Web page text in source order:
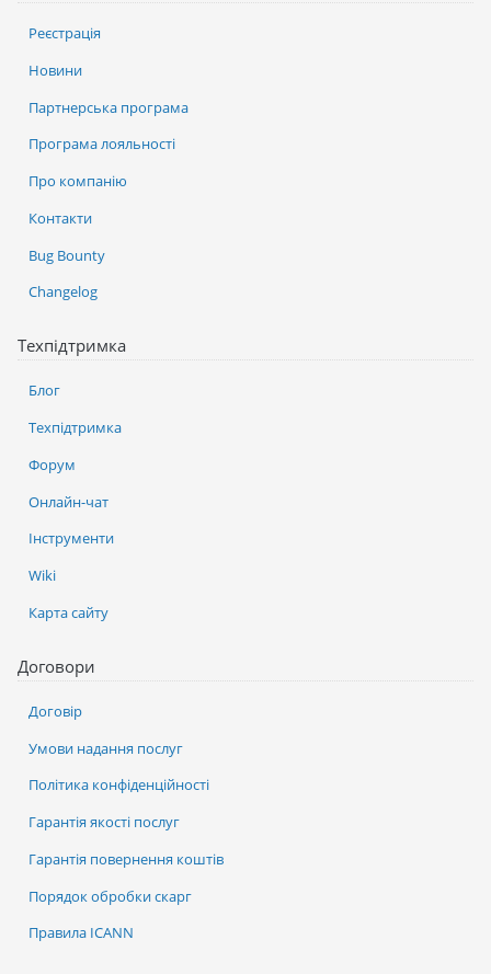
Реєстрація
Новини
Партнерська програма
Програма лояльності
Про компанію
Контакти
Bug Bounty
Changelog
Техпідтримка
Блог
Техпідтримка
Форум
Онлайн-чат
Інструменти
Wiki
Карта сайту
Договори
Договір
Умови надання послуг
Політика конфіденційності
Гарантія якості послуг
Гарантія повернення коштів
Порядок обробки скарг
Правила ICANN